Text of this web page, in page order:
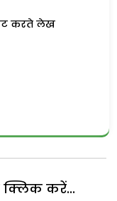
करते लेख
करें...